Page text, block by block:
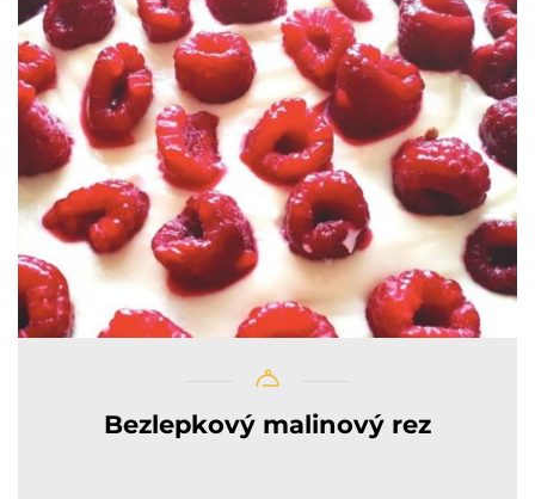
Bezlepkový malinový rez